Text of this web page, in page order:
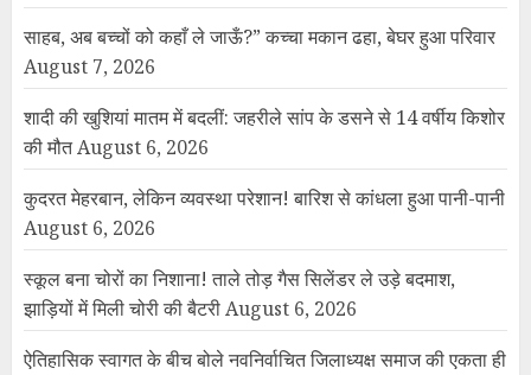
साहब, अब बच्चों को कहाँ ले जाऊँ?” कच्चा मकान ढहा, बेघर हुआ परिवार
August 7, 2026
शादी की खुशियां मातम में बदलीं: जहरीले सांप के डसने से 14 वर्षीय किशोर
की मौतAugust 6, 2026
कुदरत मेहरबान, लेकिन व्यवस्था परेशान! बारिश से कांधला हुआ पानी-पानी
August 6, 2026
स्कूल बना चोरों का निशाना! ताले तोड़ गैस सिलेंडर ले उड़े बदमाश,
झाड़ियों में मिली चोरी की बैटरीAugust 6, 2026
ऐतिहासिक स्वागत के बीच बोले नवनिर्वाचित जिलाध्यक्ष समाज की एकता ही